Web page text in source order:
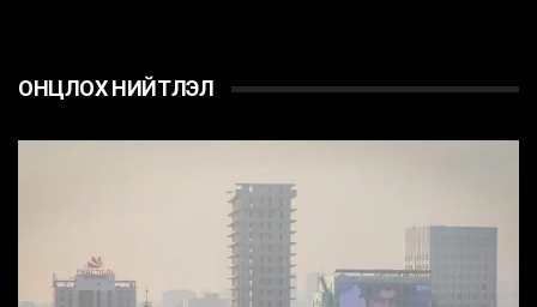
ОНЦЛОХ НИЙТЛЭЛ